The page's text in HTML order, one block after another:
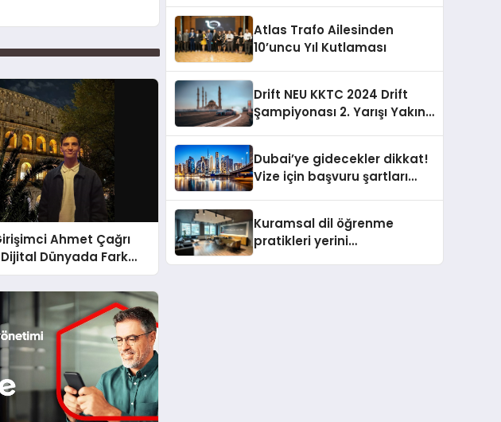
Ahmet Çağrı
Dünyada Fark
Atlas Trafo Ailesinden
10’uncu Yıl Kutlaması
Drift NEU KKTC 2024 Drift
Şampiyonası 2. Yarışı Yakın
Dubai’ye gidecekler dikkat!
Vize için başvuru şartları
Kuramsal dil öğrenme
pratikleri yerini